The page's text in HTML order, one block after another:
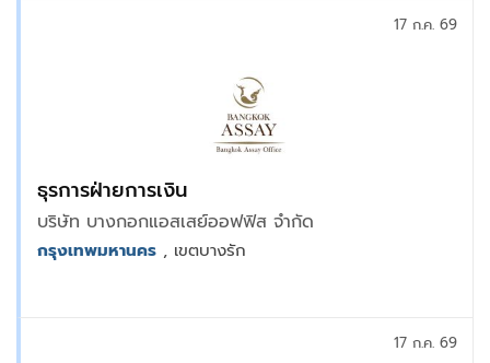
ธุรการฝ่ายการเงิน
บริษัท บางกอกแอสเสย์ออฟฟิส จำกัด
17 ก.ค. 69
กรุงเทพมหานคร , เขตบางรัก
17 ก.ค. 69